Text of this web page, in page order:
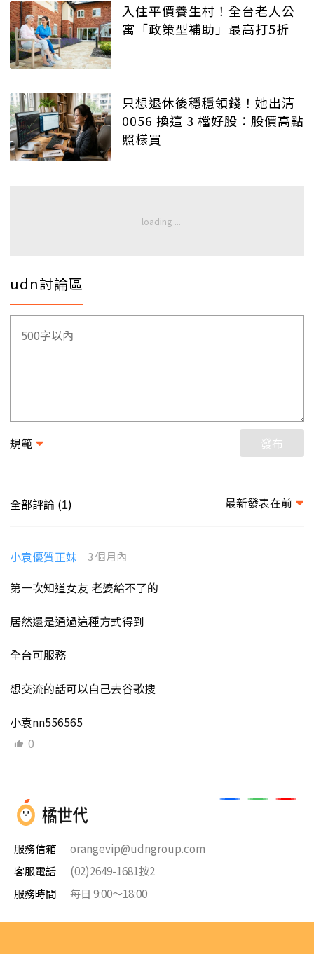
入住平價養生村！全台老人公
寓「政策型補助」最高打5折
只想退休後穩穩領錢！她出清
0056 換這 3 檔好股：股價高點
照樣買
udn討論區
規範 發布
全部評論 (1) 最新發表在前
小袁優質正妹 3 個月內
第一次知道女友 老婆給不了的
居然還是通過這種方式得到
全台可服務
想交流的話可以自己去谷歌搜
小袁nn556565
0
服務信箱
orangevip@udngroup.com
客服電話
(02)2649-1681按2
服務時間
每日 9:00～18:00